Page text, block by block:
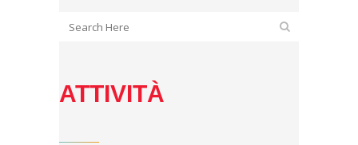
ATTIVITÀ